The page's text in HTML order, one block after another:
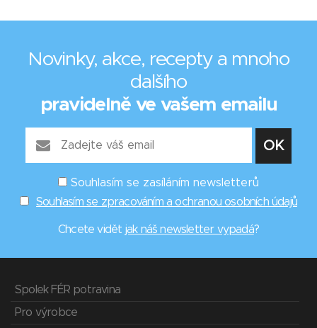
Novinky, akce, recepty a mnoho
dalšího
pravidelně ve vašem emailu
Souhlasím se zasíláním newsletterů
Souhlasím se zpracováním a ochranou osobních údajů
Chcete vidět jak náš newsletter vypadá?
Spolek FÉR potravina
Pro výrobce